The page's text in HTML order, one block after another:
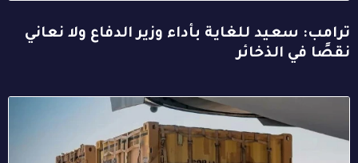
ترامب: سعيد للغاية بأداء وزير الدفاع ولا نعاني
نقصًا في الذخائر